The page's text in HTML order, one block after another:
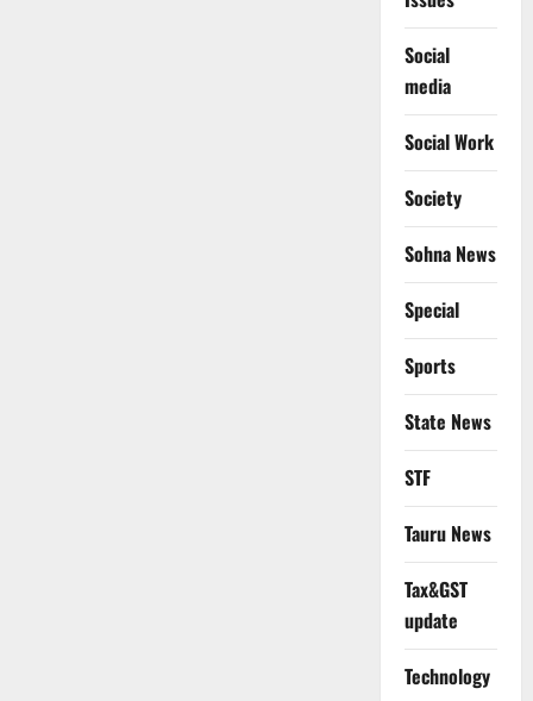
Social
media
Social Work
Society
Sohna News
Special
Sports
State News
STF
Tauru News
Tax&GST
update
Technology